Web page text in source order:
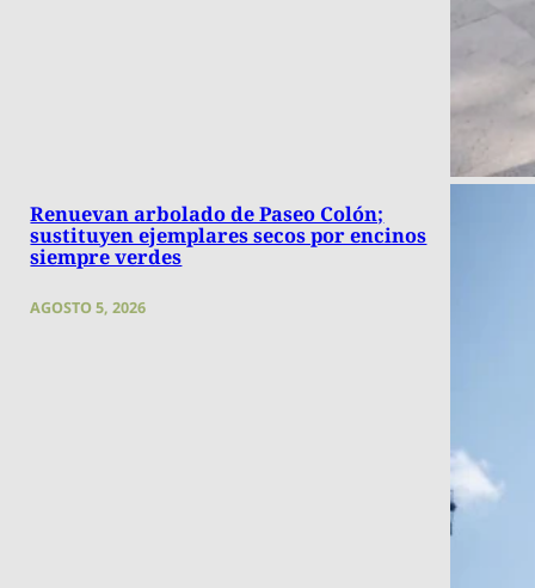
Renuevan arbolado de Paseo Colón;
sustituyen ejemplares secos por encinos
siempre verdes
AGOSTO 5, 2026